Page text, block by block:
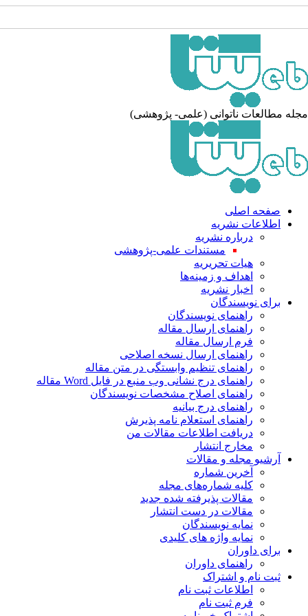
مطالعات ناتوانی (علمی- پژوهشی)
صفحه اصلی
اطلاعات نشریه
درباره نشریه
مستندات علمی-پژوهشی
هیات تحریریه
اهداف و زمینه‌ها
اخبار نشریه
برای نویسندگان
راهنمای نویسندگان
راهنمای ارسال مقاله
فرم ارسال مقاله
راهنمای ارسال نسخه اصلاحی
راهنمای تنظیم وابستگی در متن مقاله
راهنمای درج نشانی وب منبع در فایل Word مقاله
راهنمای اصلاح مشخصات نویسندگان
راهنمای درج بیانیه
راهنمای استعلام نامه پذیرش
دریافت اطلاعات مقالات من
مخارج انتشار
آرشیو مجله و مقالات
آخرین شماره
کلیه شماره‌های مجله
مقالات پذیرفته شده جدید
مقالات در دست انتشار
نمایه نویسندگان
نمایه واژه های کلیدی
برای داوران
راهنمای داوران
ثبت نام و اشتراک
اطلاعات ثبت نام
فرم ثبت نام